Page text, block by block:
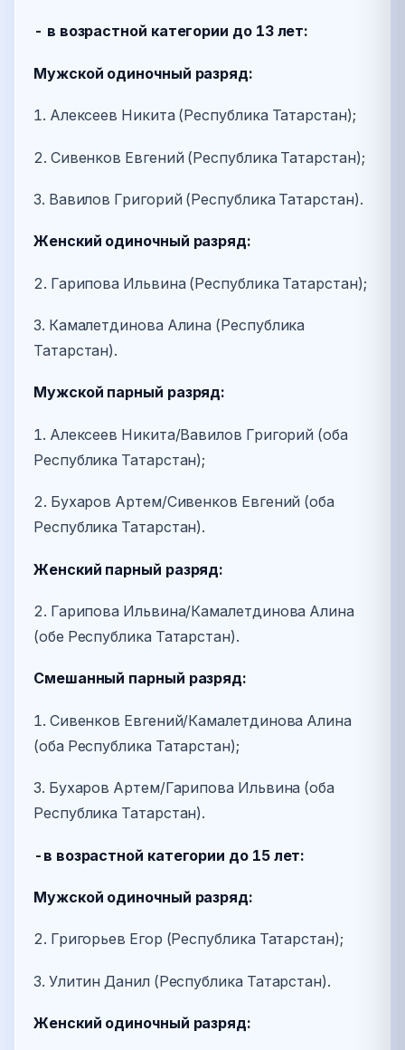
- в возрастной категории до 13 лет:
Мужской одиночный разряд:
1. Алексеев Никита (Республика Татарстан);
2. Сивенков Евгений (Республика Татарстан);
3. Вавилов Григорий (Республика Татарстан).
Женский одиночный разряд:
2. Гарипова Ильвина (Республика Татарстан);
3. Камалетдинова Алина (Республика
Татарстан).
Мужской парный разряд:
1. Алексеев Никита/Вавилов Григорий (оба
Республика Татарстан);
2. Бухаров Артем/Сивенков Евгений (оба
Республика Татарстан).
Женский парный разряд:
2. Гарипова Ильвина/Камалетдинова Алина
(обе Республика Татарстан).
Смешанный парный разряд:
1. Сивенков Евгений/Камалетдинова Алина
(оба Республика Татарстан);
3. Бухаров Артем/Гарипова Ильвина (оба
Республика Татарстан).
-в возрастной категории до 15 лет:
Мужской одиночный разряд:
2. Григорьев Егор (Республика Татарстан);
3. Улитин Данил (Республика Татарстан).
Женский одиночный разряд: